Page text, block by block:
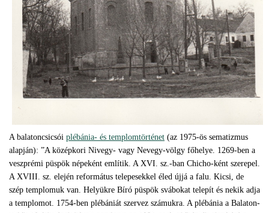
A balatoncsicsói plébánia- és templomtörténet (az 1975-ös sematizmus
alapján): ”A középkori Nivegy- vagy Nevegy-völgy főhelye. 1269-ben a
veszprémi püspök népeként említik. A XVI. sz.-ban Chicho-ként szerepel.
A XVIII. sz. elején református telepesekkel éled újjá a falu. Kicsi, de
szép templomuk van. Helyükre Bíró püspök svábokat telepít és nekik adja
a templomot. 1754-ben plébániát szervez számukra. A plébánia a Balaton-